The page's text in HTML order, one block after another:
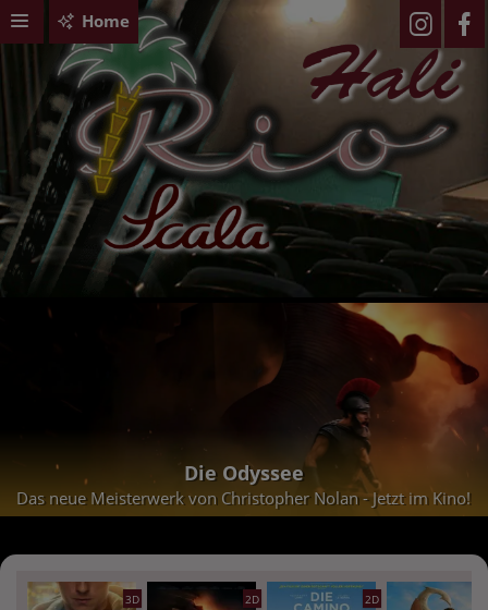
Home
Die Odyssee
Das neue Meisterwerk von Christopher Nolan - Jetzt im Kino!
3D 2D 2D